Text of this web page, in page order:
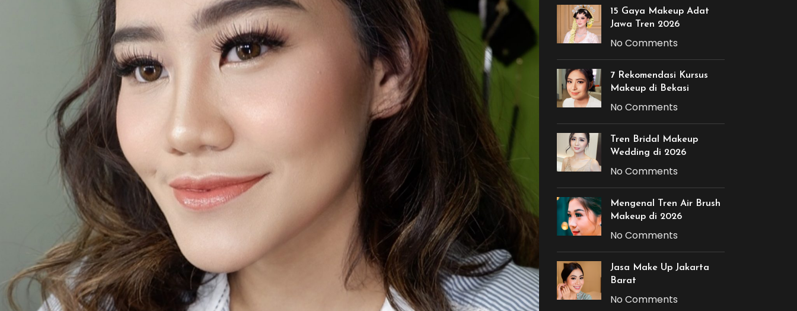
15 Gaya Makeup Adat
Jawa Tren 2026
No Comments
7 Rekomendasi Kursus
Makeup di Bekasi
No Comments
Tren Bridal Makeup
Wedding di 2026
No Comments
Mengenal Tren Air Brush
Makeup di 2026
No Comments
Jasa Make Up Jakarta
Barat
No Comments